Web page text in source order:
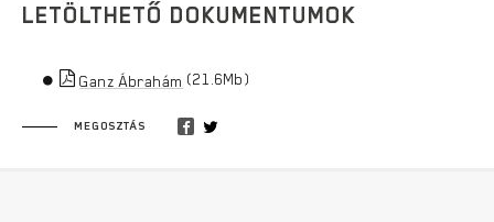
LETÖLTHETŐ DOKUMENTUMOK
Ganz Ábrahám (21.6Mb)
MEGOSZTÁS